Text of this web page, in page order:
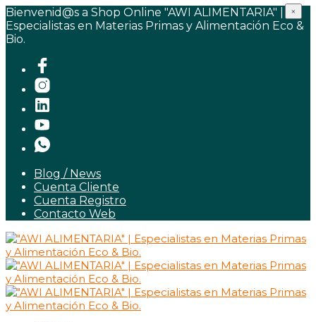
Bienvenid@s a Shop Online "AWI ALIMENTARIA" |
Especialistas en Materias Primas y Alimentación Eco &
Bio.
Blog / News
Cuenta Cliente
Cuenta Registro
Contacto Web
×